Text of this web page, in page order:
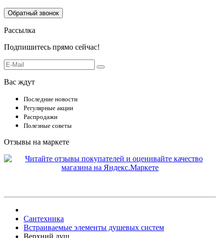
Обратный звонок
Рассылка
Подпишитесь прямо сейчас!
Вас ждут
Последние новости
Регулярные акции
Распродажи
Полезные советы
Отзывы на маркете
Сантехника
Встраиваемые элементы душевых систем
Верхний душ